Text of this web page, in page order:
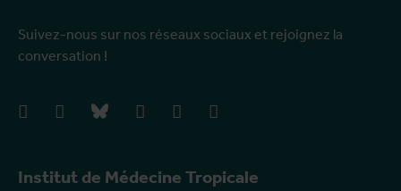
Institut de Médecine Tropicale
Suivez-nous sur nos réseaux sociaux et rejoignez la
conversation !
instagrambluesky